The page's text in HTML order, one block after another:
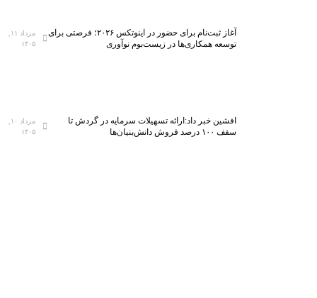
آغاز ثبت‌نام برای حضور در اینوتکس ۲۰۲۶؛ فرصتی برای
توسعه همکاری‌ها در زیست‌بوم نوآوری
مرداد ۱۱,
۱۴۰۵
افشین خبر داد:ارائه تسهیلات سرمایه در گردش تا
سقف ۱۰۰ درصد فروش دانش‌بنیان‌ها
مرداد ۱۰,
۱۴۰۵